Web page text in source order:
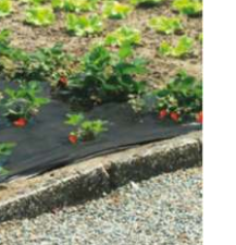
Pliante
Contact
Contul meu